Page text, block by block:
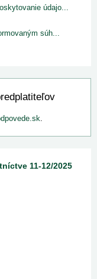
údajo...
súh...
.
11-12/2025